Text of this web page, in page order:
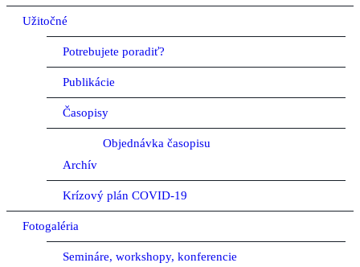
Užitočné
Potrebujete poradiť?
Publikácie
Časopisy
Objednávka časopisu
Archív
Krízový plán COVID-19
Fotogaléria
Semináre, workshopy, konferencie